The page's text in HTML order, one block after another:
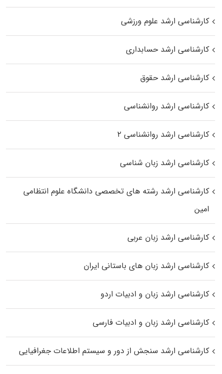
کارشناسی ارشد علوم ورزشی
کارشناسی ارشد حسابداری
کارشناسی ارشد حقوق
کارشناسی ارشد روانشناسی
کارشناسی ارشد روانشناسی ۲
کارشناسی ارشد زبان شناسی
کارشناسی ارشد رﺷﺘﻪ ﻫﺎی تخصصی داﻧﺸﮕﺎه ﻋﻠﻮم انتظامی
اﻣﻴﻦ
کارشناسی ارشد زبان عربی
کارشناسی ارشد زبان‌ های باستانی ایران
کارشناسی ارشد زبان و ادبیات اردو
کارشناسی ارشد زبان و ادبیات فارسی
کارشناسی ارشد سنجش از دور و سیستم اطلاعات جغرافیایی